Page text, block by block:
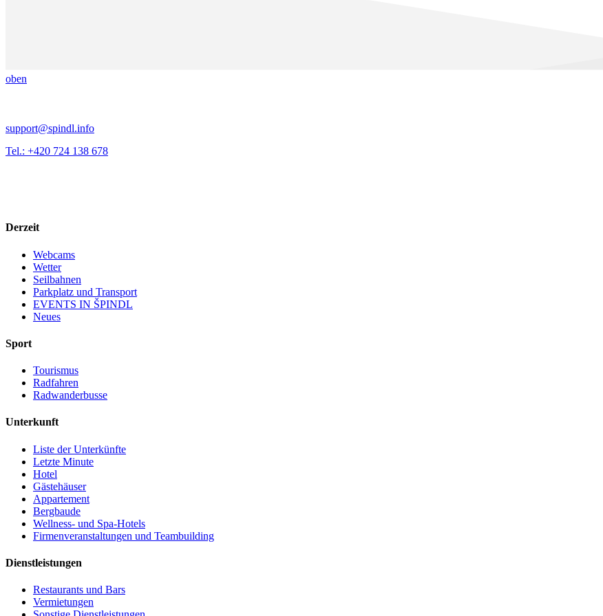
oben
support@spindl.info
Tel.: +420 724 138 678
Derzeit
Webcams
Wetter
Seilbahnen
Parkplatz und Transport
EVENTS IN ŠPINDL
Neues
Sport
Tourismus
Radfahren
Radwanderbusse
Unterkunft
Liste der Unterkünfte
Letzte Minute
Hotel
Gästehäuser
Appartement
Bergbaude
Wellness- und Spa-Hotels
Firmenveranstaltungen und Teambuilding
Dienstleistungen
Restaurants und Bars
Vermietungen